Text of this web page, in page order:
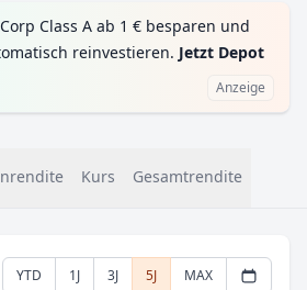
Class A ab 1 € besparen und
reinvestieren. Jetzt Depot
Anzeige
Kurs Gesamtrendite
YTD 1J 3J 5J MAX